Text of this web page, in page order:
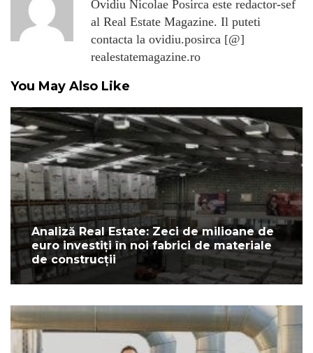
Ovidiu Nicolae Posirca este redactor-sef
al Real Estate Magazine. Il puteti
contacta la ovidiu.posirca [@]
realestatemagazine.ro
You May Also Like
Analiză Real Estate: Zeci de milioane de
euro investiți în noi fabrici de materiale
de construcții